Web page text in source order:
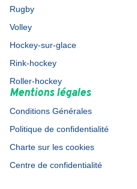
Rugby
Volley
Hockey-sur-glace
Rink-hockey
Roller-hockey
Mentions légales
Conditions Générales
Politique de confidentialité
Charte sur les cookies
Centre de confidentialité